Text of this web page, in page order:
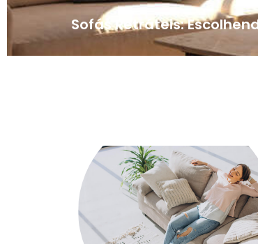
Sofás Retráteis: